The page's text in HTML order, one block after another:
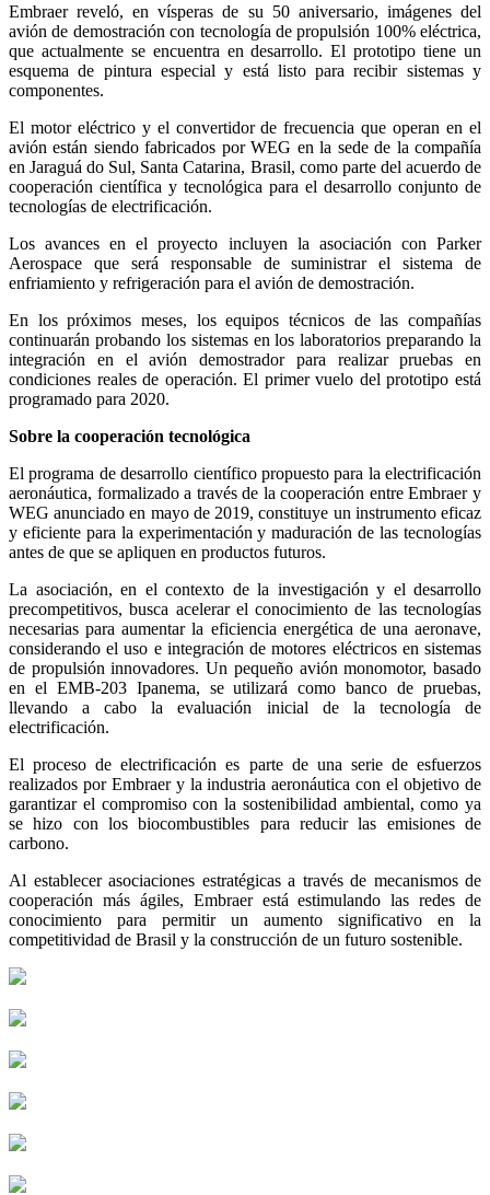
Embraer reveló, en vísperas de su 50 aniversario, imágenes del
avión de demostración con tecnología de propulsión 100% eléctrica,
que actualmente se encuentra en desarrollo. El prototipo tiene un
esquema de pintura especial y está listo para recibir sistemas y
componentes.
El motor eléctrico y el convertidor de frecuencia que operan en el
avión están siendo fabricados por WEG en la sede de la compañía
en Jaraguá do Sul, Santa Catarina, Brasil, como parte del acuerdo de
cooperación científica y tecnológica para el desarrollo conjunto de
tecnologías de electrificación.
Los avances en el proyecto incluyen la asociación con Parker
Aerospace que será responsable de suministrar el sistema de
enfriamiento y refrigeración para el avión de demostración.
En los próximos meses, los equipos técnicos de las compañías
continuarán probando los sistemas en los laboratorios preparando la
integración en el avión demostrador para realizar pruebas en
condiciones reales de operación. El primer vuelo del prototipo está
programado para 2020.
Sobre la cooperación tecnológica
El programa de desarrollo científico propuesto para la electrificación
aeronáutica, formalizado a través de la cooperación entre Embraer y
WEG anunciado en mayo de 2019, constituye un instrumento eficaz
y eficiente para la experimentación y maduración de las tecnologías
antes de que se apliquen en productos futuros.
La asociación, en el contexto de la investigación y el desarrollo
precompetitivos, busca acelerar el conocimiento de las tecnologías
necesarias para aumentar la eficiencia energética de una aeronave,
considerando el uso e integración de motores eléctricos en sistemas
de propulsión innovadores. Un pequeño avión monomotor, basado
en el EMB-203 Ipanema, se utilizará como banco de pruebas,
llevando a cabo la evaluación inicial de la tecnología de
electrificación.
El proceso de electrificación es parte de una serie de esfuerzos
realizados por Embraer y la industria aeronáutica con el objetivo de
garantizar el compromiso con la sostenibilidad ambiental, como ya
se hizo con los biocombustibles para reducir las emisiones de
carbono.
Al establecer asociaciones estratégicas a través de mecanismos de
cooperación más ágiles, Embraer está estimulando las redes de
conocimiento para permitir un aumento significativo en la
competitividad de Brasil y la construcción de un futuro sostenible.